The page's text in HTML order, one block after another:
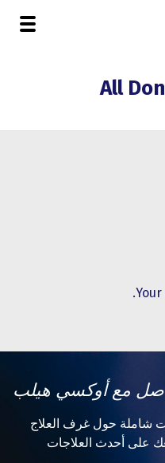
All
مع أوكسي هيلب
شاملة حول غرف العلاج
على أحدث العلاجات